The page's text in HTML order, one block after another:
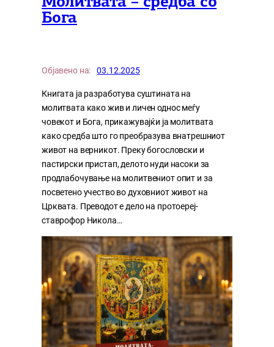
Бога
Објавено на: 03.12.2025
Книгата ја разработува суштината на
молитвата како жив и личен однос меѓу
човекот и Бога, прикажувајќи ја молитвата
како средба што го преобразува внатрешниот
живот на верникот. Преку богословски и
пастирски пристап, делото нуди насоки за
продлабочување на молитвениот опит и за
посветено учество во духовниот живот на
Црквата. Преводот е дело на протоереј-
ставрофор Никола…